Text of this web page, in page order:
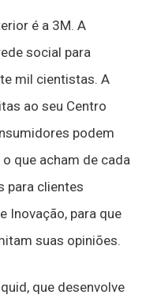
é a 3M. A
social para
mil cientistas. A
ao seu Centro
podem
que acham de cada
para clientes
Inovação, para que
suas opiniões.
que desenvolve